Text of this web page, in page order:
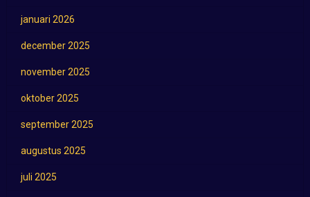
januari 2026
december 2025
november 2025
oktober 2025
september 2025
augustus 2025
juli 2025